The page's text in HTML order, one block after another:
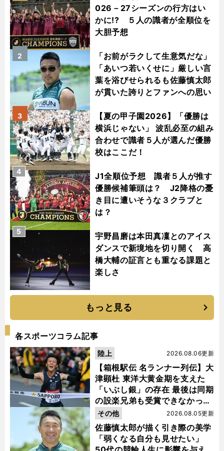
026－27シーズンの行方はい
かに!? ５人の識者が全順位を
大胆予想
「お前がラクして生意気だな」
「あいつ若いくせに」厳しい言
葉を浴びせられるも佐藤慎太郎
が貫いた誇りとファンへの思い
2
【夏の甲子園2026】「優勝は
横浜じゃない」 波乱必至の組み
合わせで識者５人が選んだ優勝
校はここだ！
3
J1全順位予想 識者５人が推す
優勝候補筆頭は？ J2降格の憂
き目に遭いそうな３クラブと
は？
4
宇野昌磨は本田真凜とのアイス
ダンスで新境地を切り開く 高
橋大輔の証言とも重なる課題と
楽しさ
5
もっと見る
各スポーツコラム記事
【箱根駅伝 名ランナー列伝】大
津顕杜 東洋大黄金期を支えた
「いぶし銀」の存在 最後は同期
の設楽兄弟も受賞できなかった
金栗杯に輝く
2026.08.06更新
陸上
佐藤慎太郎が描く引き際の美学
「弱くなる自分も見せたい」
2026.08.05更新
その他